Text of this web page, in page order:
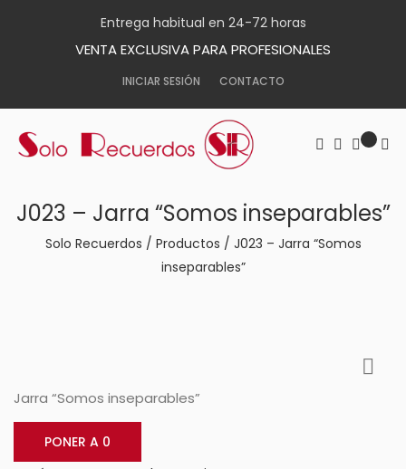
Entrega habitual en 24-72 horas
VENTA EXCLUSIVA PARA PROFESIONALES
INICIAR SESIÓN CONTACTO
J023 – Jarra “Somos inseparables”
Solo Recuerdos / Productos / J023 – Jarra “Somos
inseparables”
Jarra “Somos inseparables”
PONER A 0